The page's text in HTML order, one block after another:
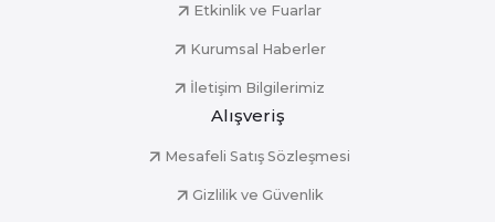
Etkinlik ve Fuarlar
Kurumsal Haberler
İletişim Bilgilerimiz
Alışveriş
Mesafeli Satış Sözleşmesi
Gizlilik ve Güvenlik